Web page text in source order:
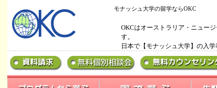
モナッシュ大学の留学ならOKC
OKCはオーストラリア・ニュー
す。
日本で【モナッシュ大学】の入